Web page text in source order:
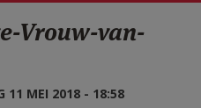
Vrouw-van-
11 MEI 2018 - 18:58